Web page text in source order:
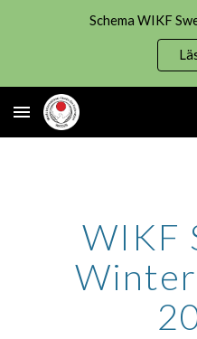
Schema WIKF
WIKF